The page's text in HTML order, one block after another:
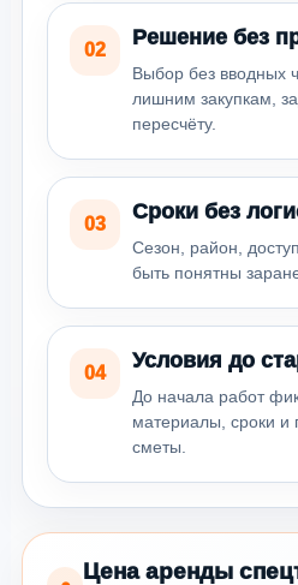
02
Решение без
Выбор без вводных
лишним закупкам,
пересчёту.
03
Сроки без
Сезон, район,
быть понятны
04
Условия до
До начала работ
материалы, сроки и
сметы.
Цена аренды